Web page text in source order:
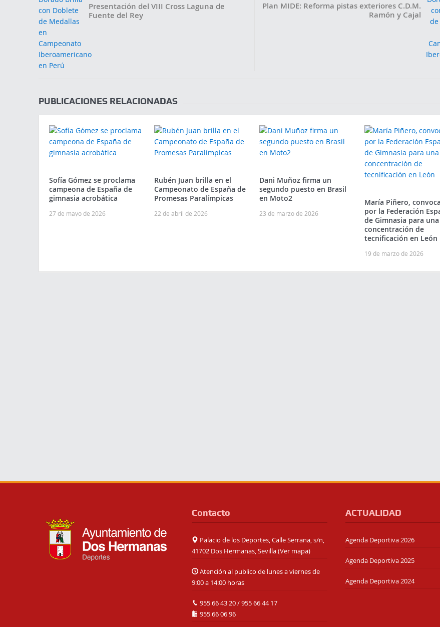
Presentación del VIII Cross Laguna de
Fuente del Rey
Plan MIDE: Reforma pistas exteriores C.D.M.
Ramón y Cajal
PUBLICACIONES RELACIONADAS
Sofía Gómez se proclama
campeona de España de
gimnasia acrobática
27 de mayo de 2026
Rubén Juan brilla en el
Campeonato de España de
Promesas Paralímpicas
22 de abril de 2026
Dani Muñoz firma un
segundo puesto en Brasil
en Moto2
23 de marzo de 2026
María Piñero,
por la Federación
de Gimnasia para una
concentración de
tecnificación en León
19 de marzo de 2026
Contacto
Palacio de los Deportes, Calle Serrana, s/n,
41702 Dos Hermanas, Sevilla (Ver mapa)
Atención al publico de lunes a viernes de
9:00 a 14:00 horas
955 66 43 20/955 66 44 17
955 66 06 96
ACTUALIDAD
Agenda Deportiva 2026
Agenda Deportiva 2025
Agenda Deportiva 2024